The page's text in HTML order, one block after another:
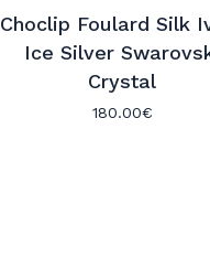
Choclip Foulard Silk
Ice Silver
Crystal
180.00€